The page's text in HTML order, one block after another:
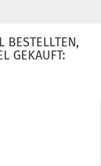
BESTELLTEN,
GEKAUFT: